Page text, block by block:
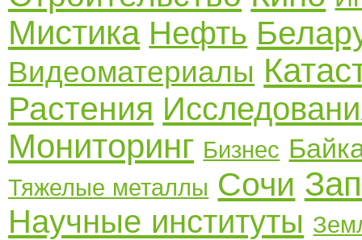
Мистика Нефть
Видеоматериалы
Растения
Мониторинг Бизнес
Тяжелые металлы Сочи
Научные институты